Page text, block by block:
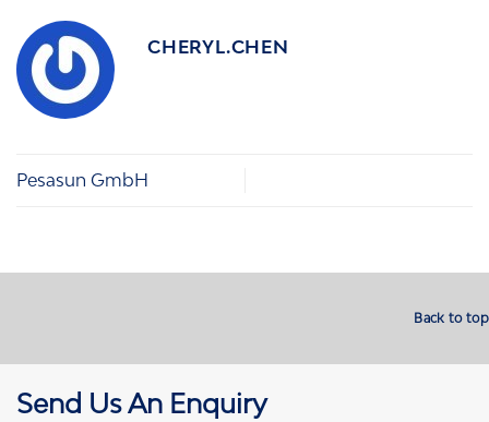
CHERYL.CHEN
Pesasun GmbH
Back to top
Send Us An Enquiry